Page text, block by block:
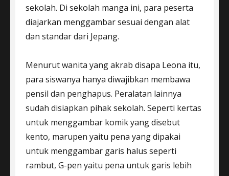
sekolah. Di sekolah manga ini, para peserta
diajarkan menggambar sesuai dengan alat
dan standar dari Jepang.
Menurut wanita yang akrab disapa Leona itu,
para siswanya hanya diwajibkan membawa
pensil dan penghapus. Peralatan lainnya
sudah disiapkan pihak sekolah. Seperti kertas
untuk menggambar komik yang disebut
kento, marupen yaitu pena yang dipakai
untuk menggambar garis halus seperti
rambut, G-pen yaitu pena untuk garis lebih